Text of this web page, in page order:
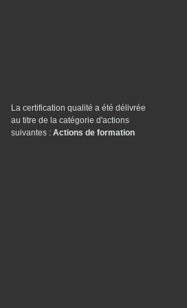
La certification qualité a été délivrée
au titre de la catégorie d'actions
suivantes : Actions de formation